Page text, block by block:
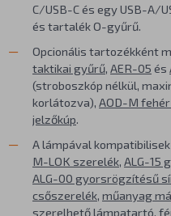
C/USB-C és egy USB-A/
és tartalék O-gyűrű.
Opcionális tartozékként
taktikai gyűrű, AER-05 és
(stroboszkóp nélkül,
korlátozva), AOD-M
jelzőkúp.
A lámpával
M-LOK szerelék, ALG-15
ALG-00 gyorsrögzítésű
csőszerelék, műanyag
szerelhető lámpatartó,